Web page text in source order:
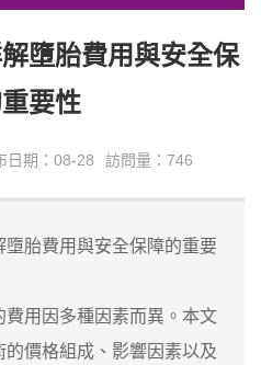
墮胎費用與安全保
要性
日期：08-28 訪問量：746
墮胎費用與安全保障的重要
用因多種因素而異。本文
價格組成、影響因素以及